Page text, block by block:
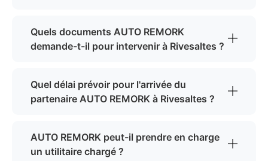
Quels documents AUTO REMORK
demande-t-il pour intervenir à Rivesaltes ?
Quel délai prévoir pour l'arrivée du
partenaire AUTO REMORK à Rivesaltes ?
AUTO REMORK peut-il prendre en charge
un utilitaire chargé ?